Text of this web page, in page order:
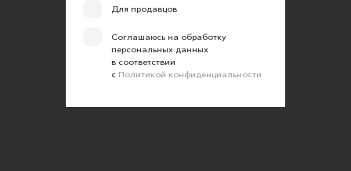
Для продавцов
Соглашаюсь на обработку
персональных данных
в соответствии
с Политикой конфиденциальности